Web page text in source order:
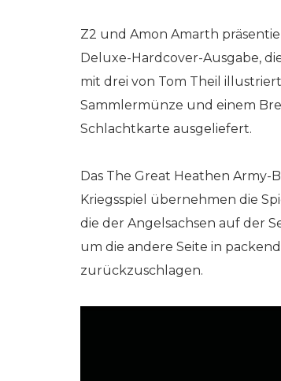
Z2 und Amon Amarth
Deluxe-Hardcover-Ausgabe,
mit drei von Tom Theil
Sammlermünze und einem
Schlachtkarte ausgeliefert.
Das The Great Heathen Army-
Kriegsspiel übernehmen die
die der Angelsachsen auf der
um die andere Seite in
zurückzuschlagen.